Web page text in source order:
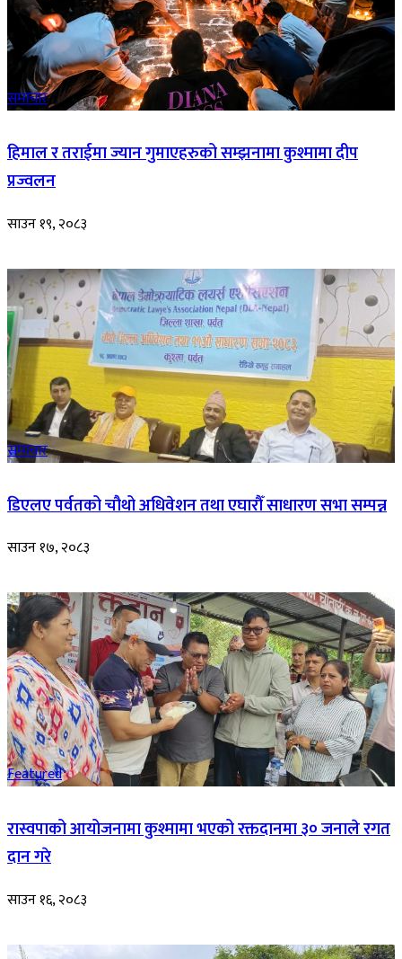
समाचार
हिमाल र तराईमा ज्यान गुमाएहरुको सम्झनामा कुश्मामा दीप
प्रज्वलन
साउन १९, २०८३
समाचार
डिएलए पर्वतको चौथो अधिवेशन तथा एघारौँ साधारण सभा सम्पन्न
साउन १७, २०८३
Featured
रास्वपाको आयोजनामा कुश्मामा भएको रक्तदानमा ३० जनाले रगत
दान गरे
साउन १६, २०८३